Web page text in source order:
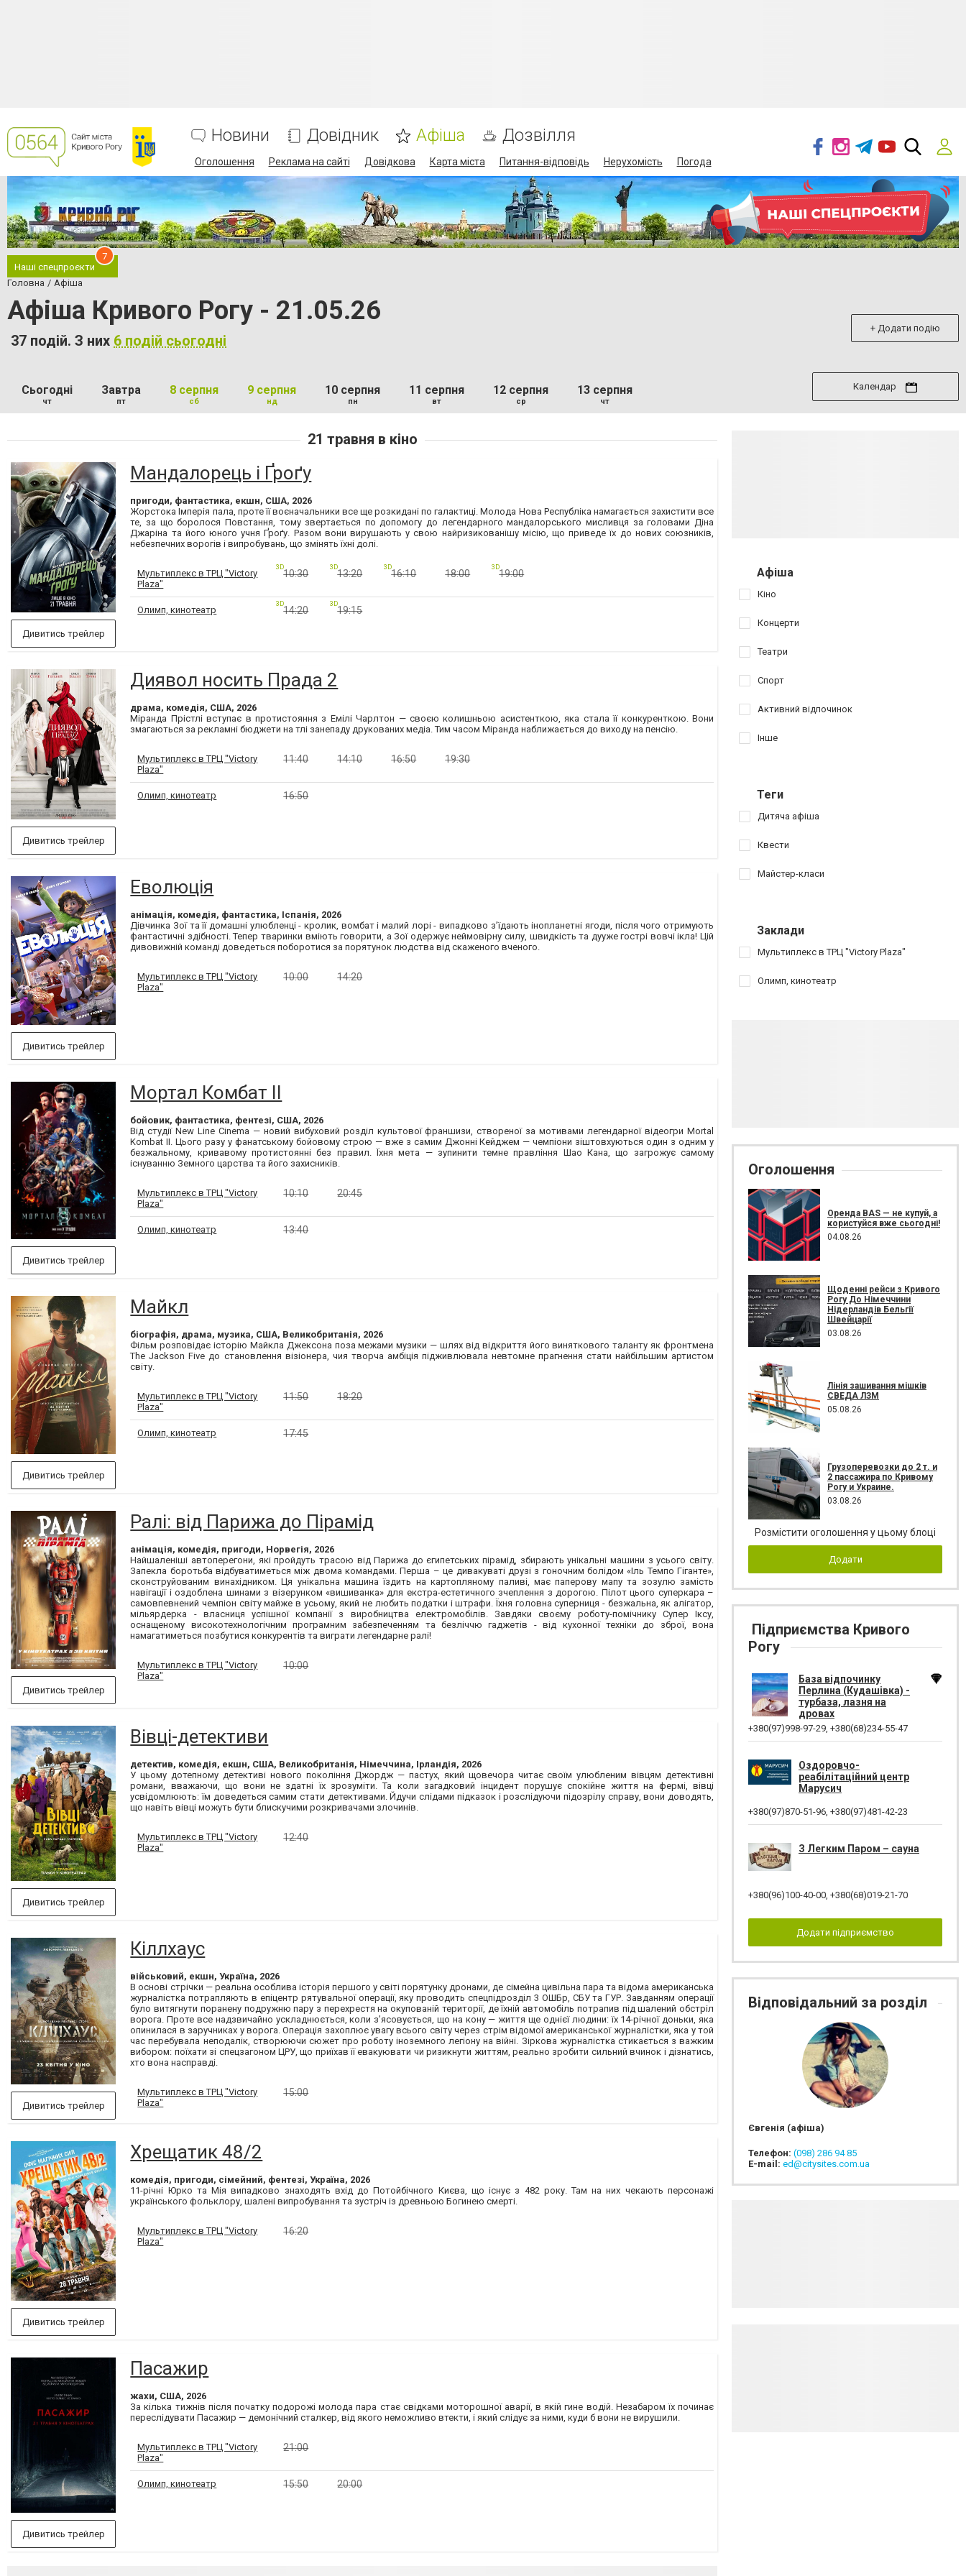
Новини Довідник Афіша Дозвілля
Оголошення Реклама на сайті Довідкова Карта міста Питання-відповідь Нерухомість Погода
Наші спецпроєкти
7
Головна Афіша
Афіша Кривого Рогу - 21.05.26
37 подій. З них 6 подій сьогодні
+ Додати подію
Сьогодні
чт
Завтра
пт
8 серпня
сб
9 серпня
нд
10 серпня
пн
11 серпня
вт
12 серпня
ср
13 серпня
чт
Календар
21 травня в кіно
Дивитись трейлер
Мандалорець і Ґроґу
пригоди, фантастика, екшн, США, 2026
Жорстока Імперія пала, проте її воєначальники все ще розкидані по галактиці. Молода Нова Республіка намагається захистити все
те, за що боролося Повстання, тому звертається по допомогу до легендарного мандалорського мисливця за головами Діна
Джаріна та його юного учня Ґроґу. Разом вони вирушають у свою найризикованішу місію, що приведе їх до нових союзників,
небезпечних ворогів і випробувань, що змінять їхні долі.
Мультиплекс в ТРЦ "Victory
Plaza"
10:30
3D
13:20
3D
16:10
3D
18:00 19:00
3D
Олимп, кинотеатр 14:20
3D
19:15
3D
Дивитись трейлер
Диявол носить Прада 2
драма, комедія, США, 2026
Міранда Прістлі вступає в протистояння з Емілі Чарлтон — своєю колишньою асистенткою, яка стала її конкуренткою. Вони
змагаються за рекламні бюджети на тлі занепаду друкованих медіа. Тим часом Міранда наближається до виходу на пенсію.
Мультиплекс в ТРЦ "Victory
Plaza"
11:40 14:10 16:50 19:30
Олимп, кинотеатр 16:50
Дивитись трейлер
Еволюція
анімація, комедія, фантастика, Іспанія, 2026
Дівчинка Зої та її домашні улюбленці - кролик, вомбат і малий лорі - випадково з’їдають інопланетні ягоди, після чого отримують
фантастичні здібності. Тепер тваринки вміють говорити, а Зої одержує неймовірну силу, швидкість та дууже гострі вовчі ікла! Цій
дивовижній команді доведеться поборотися за порятунок людства від скаженого вченого.
Мультиплекс в ТРЦ "Victory
Plaza"
10:00 14:20
Дивитись трейлер
Мортал Комбат ІІ
бойовик, фантастика, фентезі, США, 2026
Від студії New Line Cinema — новий вибуховий розділ культової франшизи, створеної за мотивами легендарної відеогри Mortal
Kombat II. Цього разу у фанатському бойовому строю — вже з самим Джонні Кейджем — чемпіони зіштовхуються один з одним у
безжальному, кривавому протистоянні без правил. Їхня мета — зупинити темне правління Шао Кана, що загрожує самому
існуванню Земного царства та його захисників.
Мультиплекс в ТРЦ "Victory
Plaza"
10:10 20:45
Олимп, кинотеатр 13:40
Дивитись трейлер
Майкл
біографія, драма, музика, США, Великобританія, 2026
Фільм розповідає історію Майкла Джексона поза межами музики — шлях від відкриття його виняткового таланту як фронтмена
The Jackson Five до становлення візіонера, чия творча амбіція підживлювала невтомне прагнення стати найбільшим артистом
світу.
Мультиплекс в ТРЦ "Victory
Plaza"
11:50 18:20
Олимп, кинотеатр 17:45
Дивитись трейлер
Ралі: від Парижа до Пірамід
анімація, комедія, пригоди, Норвегія, 2026
Найшаленіші автоперегони, які пройдуть трасою від Парижа до єгипетських пірамід, збирають унікальні машини з усього світу.
Запекла боротьба відбуватиметься між двома командами. Перша – це дивакуваті друзі з гоночним болідом «Іль Темпо Гіганте»,
сконструйованим винахідником. Ця унікальна машина їздить на картопляному паливі, має паперову мапу та зозулю замість
навігації і оздоблена шинами з візерунком «вишиванка» для екстра-естетичного зчеплення з дорогою. Пілот цього суперкара –
самовпевнений чемпіон світу майже в усьому, який не любить податки і штрафи. Їхня головна суперниця - безжальна, як алігатор,
мільярдерка - власниця успішної компанії з виробництва електромобілів. Завдяки своєму роботу-помічнику Супер Іксу,
оснащеному високотехнологічним програмним забезпеченням та безліччю гаджетів - від кухонної техніки до зброї, вона
намагатиметься позбутися конкурентів та виграти легендарне ралі!
Мультиплекс в ТРЦ "Victory
Plaza"
10:00
Дивитись трейлер
Вівці-детективи
детектив, комедія, екшн, США, Великобританія, Німеччина, Ірландія, 2026
У цьому дотепному детективі нового покоління Джордж — пастух, який щовечора читає своїм улюбленим вівцям детективні
романи, вважаючи, що вони не здатні їх зрозуміти. Та коли загадковий інцидент порушує спокійне життя на фермі, вівці
усвідомлюють: їм доведеться самим стати детективами. Йдучи слідами підказок і розслідуючи підозрілу справу, вони доводять,
що навіть вівці можуть бути блискучими розкривачами злочинів.
Мультиплекс в ТРЦ "Victory
Plaza"
12:40
Дивитись трейлер
Кіллхаус
військовий, екшн, Україна, 2026
В основі стрічки — реальна особлива історія першого у світі порятунку дронами, де сімейна цивільна пара та відома американська
журналістка потрапляють в епіцентр рятувальної операції, яку проводить спецпідрозділ 3 ОШБр, СБУ та ГУР. Завданням операції
було витягнути поранену подружню пару з перехрестя на окупованій території, де їхній автомобіль потрапив під шалений обстріл
ворога. Проте все надзвичайно ускладнюється, коли з’ясовується, що на кону — життя ще однієї людини: їх 14-річної доньки, яка
опинилася в заручниках у ворога. Операція захоплює увагу всього світу через стрім відомої американської журналістки, яка у той
час перебувала неподалік, створюючи сюжет про роботу іноземного легіону на війні. Зіркова журналістка стикається з важким
вибором: поїхати зі спецзагоном ЦРУ, що приїхав її евакуювати чи ризикнути життям, реально зробити сильний вчинок і дізнатись,
хто вона насправді.
Мультиплекс в ТРЦ "Victory
Plaza"
15:00
Дивитись трейлер
Хрещатик 48/2
комедія, пригоди, сімейний, фентезі, Україна, 2026
11-річні Юрко та Мія випадково знаходять вхід до Потойбічного Києва, що існує з 482 року. Там на них чекають персонажі
українського фольклору, шалені випробування та зустріч із древньою Богинею смерті.
Мультиплекс в ТРЦ "Victory
Plaza"
16:20
Дивитись трейлер
Пасажир
жахи, США, 2026
За кілька тижнів після початку подорожі молода пара стає свідками моторошної аварії, в якій гине водій. Незабаром їх починає
переслідувати Пасажир — демонічний сталкер, від якого неможливо втекти, і який слідує за ними, куди б вони не вирушили.
Мультиплекс в ТРЦ "Victory
Plaza"
21:00
Олимп, кинотеатр 15:50 20:00
Афіша
Кіно
Концерти
Театри
Спорт
Активний відпочинок
Інше
Теги
Дитяча афіша
Квести
Майстер-класи
Заклади
Мультиплекс в ТРЦ "Victory Plaza"
Олимп, кинотеатр
Оголошення
Оренда BAS — не купуй, а
користуйся вже сьогодні!
04.08.26
Щоденні рейси з Кривого
Рогу До Німеччини
Нідерландів Бельгії
Швейцарії
03.08.26
Лінія зашивання мішків
СВЕДА ЛЗМ
05.08.26
Грузоперевозки до 2 т. и
2 пассажира по Кривому
Рогу и Украине.
03.08.26
Розмістити оголошення у цьому блоці
Додати
Підприємства Кривого
Рогу
База відпочинку
Перлина (Кудашівка) -
турбаза, лазня на
дровах
+380(97)998-97-29, +380(68)234-55-47
Оздоровчо-
реабілітаційний центр
Марусич
+380(97)870-51-96, +380(97)481-42-23
З Легким Паром – сауна
+380(96)100-40-00, +380(68)019-21-70
Додати підприємство
Відповідальний за розділ
Євгенія (афіша)
Телефон: (098) 286 94 85
E-mail: ed@citysites.com.ua